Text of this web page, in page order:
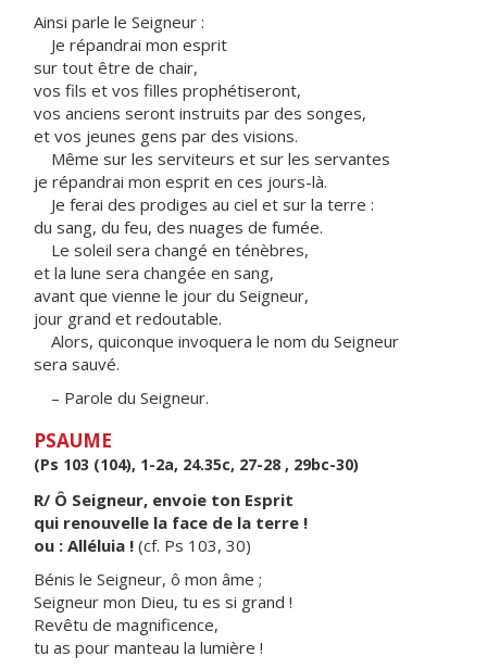
Ainsi parle le Seigneur :
Je répandrai mon esprit
sur tout être de chair,
vos fils et vos filles prophétiseront,
vos anciens seront instruits par des songes,
et vos jeunes gens par des visions.
Même sur les serviteurs et sur les servantes
je répandrai mon esprit en ces jours-là.
Je ferai des prodiges au ciel et sur la terre :
du sang, du feu, des nuages de fumée.
Le soleil sera changé en ténèbres,
et la lune sera changée en sang,
avant que vienne le jour du Seigneur,
jour grand et redoutable.
Alors, quiconque invoquera le nom du Seigneur
sera sauvé.
– Parole du Seigneur.
PSAUME
(Ps 103 (104), 1-2a, 24.35c, 27-28 , 29bc-30)
R/ Ô Seigneur, envoie ton Esprit
qui renouvelle la face de la terre !
ou : Alléluia ! (cf. Ps 103, 30)
Bénis le Seigneur, ô mon âme ;
Seigneur mon Dieu, tu es si grand !
Revêtu de magnificence,
tu as pour manteau la lumière !